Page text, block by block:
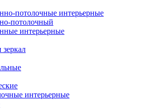
потолочные интерьерные
потолочный
интерьерные
зеркал
интерьерные